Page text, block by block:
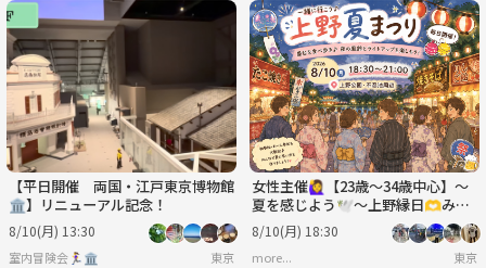
【平日開催 両国・江戸東京博物館
🏛️】リニューアル記念！
8/10(月) 13:30
室内冒険会🏃‍♀️🏛 東京
女性主催🙋‍♀️【23歳～34歳中心】～
夏を感じよう🕊️～上野縁日🫶みん
なで夏祭りにいき隊🏮🍧🫶
8/10(月) 18:30
more... 東京